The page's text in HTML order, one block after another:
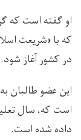
او گفته است که
که با «‌شریعت
در کشور آغاز شود.
این عضو طالبان
است که، سال
داده شده است.